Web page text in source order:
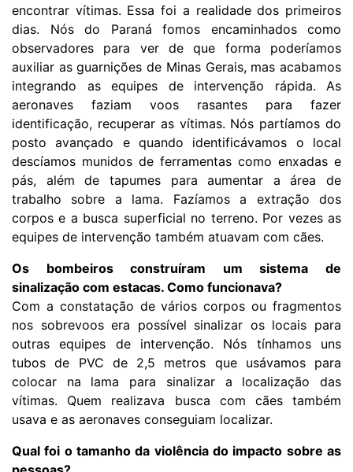
encontrar vítimas. Essa foi a realidade dos primeiros
dias. Nós do Paraná fomos encaminhados como
observadores para ver de que forma poderíamos
auxiliar as guarnições de Minas Gerais, mas acabamos
integrando as equipes de intervenção rápida. As
aeronaves faziam voos rasantes para fazer
identificação, recuperar as vítimas. Nós partíamos do
posto avançado e quando identificávamos o local
descíamos munidos de ferramentas como enxadas e
pás, além de tapumes para aumentar a área de
trabalho sobre a lama. Fazíamos a extração dos
corpos e a busca superficial no terreno. Por vezes as
equipes de intervenção também atuavam com cães.
Os bombeiros construíram um sistema de
sinalização com estacas. Como funcionava?
Com a constatação de vários corpos ou fragmentos
nos sobrevoos era possível sinalizar os locais para
outras equipes de intervenção. Nós tínhamos uns
tubos de PVC de 2,5 metros que usávamos para
colocar na lama para sinalizar a localização das
vítimas. Quem realizava busca com cães também
usava e as aeronaves conseguiam localizar.
Qual foi o tamanho da violência do impacto sobre as